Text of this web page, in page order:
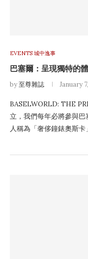
EVENTS 城中逸事
巴塞爾：呈現獨特的
by至尊雜誌 January
BASELWORLD: THE
立，我們每年必將參與
人稱為「奢侈鐘錶奧斯卡